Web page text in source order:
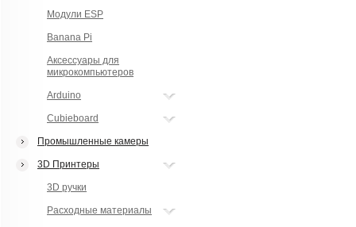
Модули ESP
Banana Pi
Аксессуары для
микрокомпьютеров
Arduino
Cubieboard
Промышленные камеры
3D Принтеры
3D ручки
Расходные материалы